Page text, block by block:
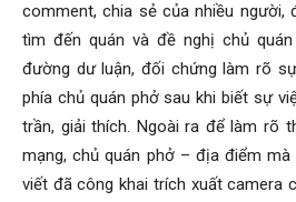
comment, chia sẻ của nhiều người,
tìm đến quán và đề nghị chủ
đường dư luận, đối chứng làm rõ
phía chủ quán phở sau khi biết sự
trần, giải thích. Ngoài ra để làm rõ
mạng, chủ quán phở – địa điểm
viết đã công khai trích xuất camera